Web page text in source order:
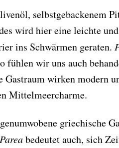
selbstgebackenem
wird hier eine leichte
ins Schwärmen geraten.
fühlen wir uns auch
Gastraum wirken modern
Mittelmeercharme.
griechische
Pareabedeutet auch, sich